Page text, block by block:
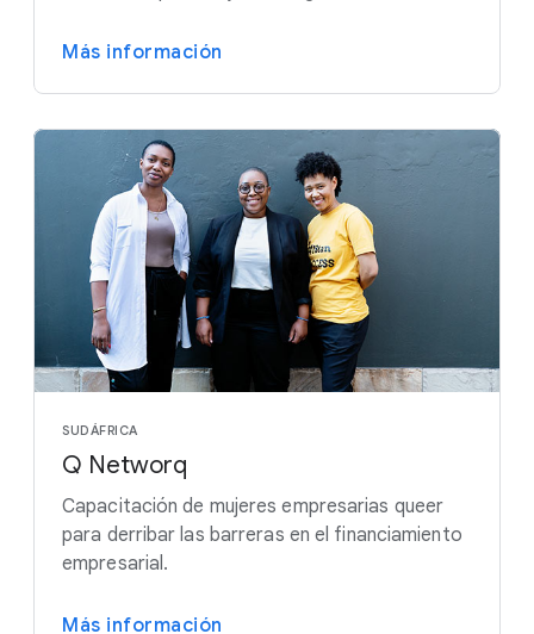
Más información
SUDÁFRICA
Q Networq
Capacitación de mujeres empresarias queer
para derribar las barreras en el financiamiento
empresarial.
Más información